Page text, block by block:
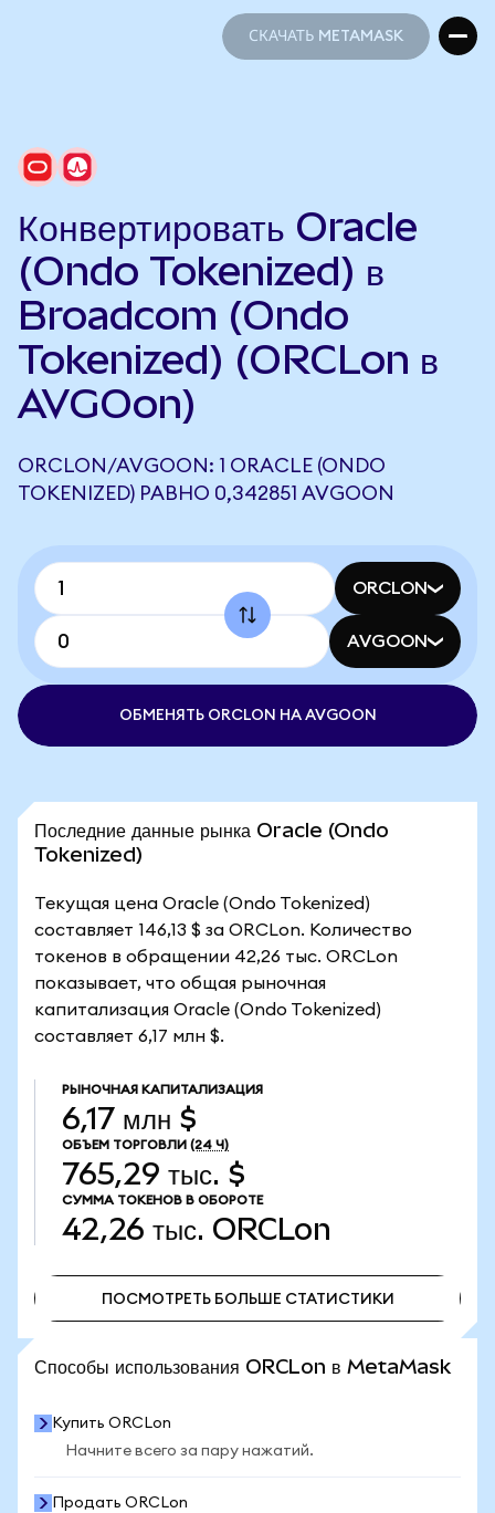
СКАЧАТЬ METAMASK
Конвертировать Oracle
(Ondo Tokenized) в
Broadcom (Ondo
Tokenized) (ORCLon в
AVGOon)
ORCLON/AVGOON: 1 ORACLE (ONDO
TOKENIZED) РАВНО 0,342851 AVGOON
ORCLON
AVGOON
ОБМЕНЯТЬ ORCLON НА AVGOON
Последние данные рынка Oracle (Ondo
Tokenized)
Текущая цена Oracle (Ondo Tokenized)
составляет 146,13 $ за ORCLon. Количество
токенов в обращении 42,26 тыс. ORCLon
показывает, что общая рыночная
капитализация Oracle (Ondo Tokenized)
составляет 6,17 млн $.
РЫНОЧНАЯ КАПИТАЛИЗАЦИЯ
6,17 млн $
ОБЪЕМ ТОРГОВЛИ (24 Ч)
765,29 тыс. $
СУММА ТОКЕНОВ В ОБОРОТЕ
42,26 тыс. ORCLon
ПОСМОТРЕТЬ БОЛЬШЕ СТАТИСТИКИ
Способы использования ORCLon в MetaMask
Купить ORCLon
Начните всего за пару нажатий.
Продать ORCLon